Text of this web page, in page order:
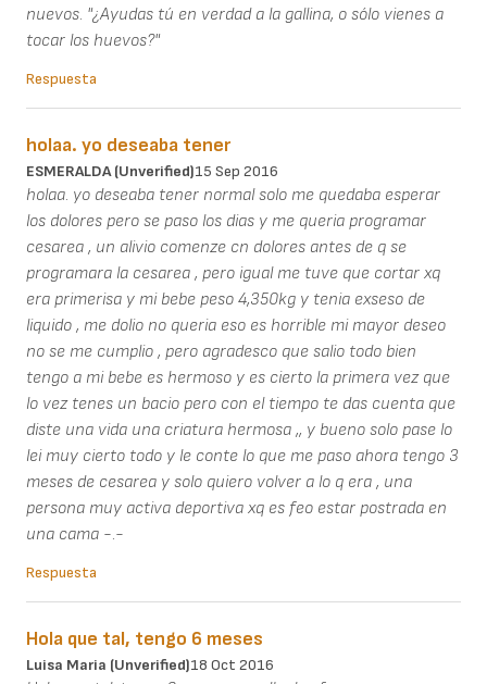
nuevos. "¿Ayudas tú en verdad a la gallina, o sólo vienes a
tocar los huevos?"
Respuesta
holaa. yo deseaba tener
ESMERALDA (unverified)15 Sep 2016
holaa. yo deseaba tener normal solo me quedaba esperar
los dolores pero se paso los dias y me queria programar
cesarea , un alivio comenze cn dolores antes de q se
programara la cesarea , pero igual me tuve que cortar xq
era primerisa y mi bebe peso 4,350kg y tenia exseso de
liquido , me dolio no queria eso es horrible mi mayor deseo
no se me cumplio , pero agradesco que salio todo bien
tengo a mi bebe es hermoso y es cierto la primera vez que
lo vez tenes un bacio pero con el tiempo te das cuenta que
diste una vida una criatura hermosa ,, y bueno solo pase lo
lei muy cierto todo y le conte lo que me paso ahora tengo 3
meses de cesarea y solo quiero volver a lo q era , una
persona muy activa deportiva xq es feo estar postrada en
una cama -.-
Respuesta
Hola que tal, tengo 6 meses
Luisa Maria (unverified)18 Oct 2016